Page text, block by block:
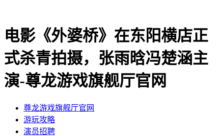
电影《外婆桥》在东阳横店正
式杀青拍摄，张雨晗冯楚涵主
演-尊龙游戏旗舰厅官网
尊龙游戏旗舰厅官网
​游玩攻略
​演员招聘